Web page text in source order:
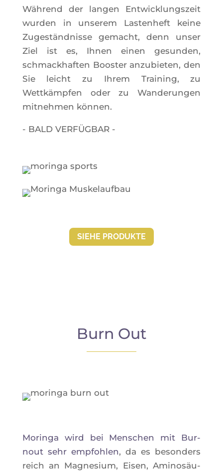
Wäh­rend der lan­gen Ent­wi­ck­lung­szeit
wur­den in unse­rem Las­ten­heft keine
Zugeständ­nisse gemacht, denn unser
Ziel ist es, Ihnen einen gesun­den,
schmack­haf­ten Boos­ter anzu­bie­ten, den
Sie leicht zu Ihrem Trai­ning, zu
Wettkämp­fen oder zu Wan­de­run­gen
mit­neh­men können.
- BALD VERFÜGBAR -
SIEHE PRO­DUKTE
Burn Out
Morin­ga wird bei Men­schen mit Bur­
nout sehr emp­foh­len, da es beson­ders
reich an Magne­sium, Eisen, Ami­nosäu­